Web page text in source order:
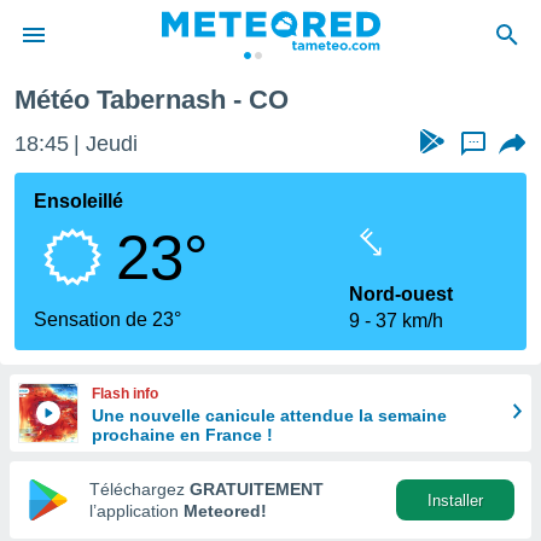
de
en
Météo Tabernash - CO
18:45 Jeudi ...
Ensoleillé
23°
Sensation de 23°
Nord-ouest
9
37 km/h
Flash info
Une nouvelle canicule attendue la semaine
prochaine en France !
Téléchargez GRATUITEMENT
l’application Meteored!
Installer